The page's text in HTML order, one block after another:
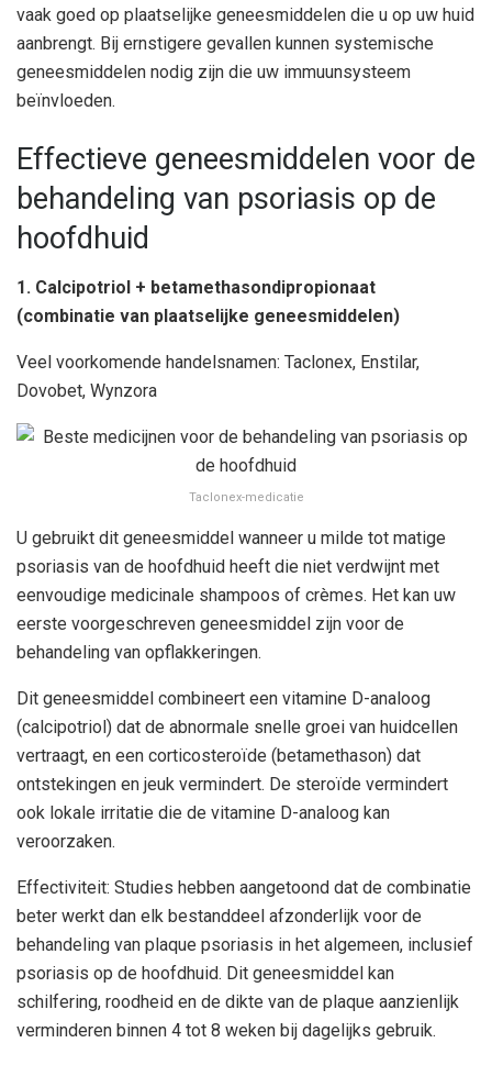
vaak goed op plaatselijke geneesmiddelen die u op uw huid
aanbrengt. Bij ernstigere gevallen kunnen systemische
geneesmiddelen nodig zijn die uw immuunsysteem
beïnvloeden.
Effectieve geneesmiddelen voor de
behandeling van psoriasis op de
hoofdhuid
1. Calcipotriol + betamethasondipropionaat
(combinatie van plaatselijke geneesmiddelen)
Veel voorkomende handelsnamen: Taclonex, Enstilar,
Dovobet, Wynzora
Taclonex-medicatie
U gebruikt dit geneesmiddel wanneer u milde tot matige
psoriasis van de hoofdhuid heeft die niet verdwijnt met
eenvoudige medicinale shampoos of crèmes. Het kan uw
eerste voorgeschreven geneesmiddel zijn voor de
behandeling van opflakkeringen.
Dit geneesmiddel combineert een vitamine D-analoog
(calcipotriol) dat de abnormale snelle groei van huidcellen
vertraagt, en een corticosteroïde (betamethason) dat
ontstekingen en jeuk vermindert. De steroïde vermindert
ook lokale irritatie die de vitamine D-analoog kan
veroorzaken.
Effectiviteit: Studies hebben aangetoond dat de combinatie
beter werkt dan elk bestanddeel afzonderlijk voor de
behandeling van plaque psoriasis in het algemeen, inclusief
psoriasis op de hoofdhuid. Dit geneesmiddel kan
schilfering, roodheid en de dikte van de plaque aanzienlijk
verminderen binnen 4 tot 8 weken bij dagelijks gebruik.